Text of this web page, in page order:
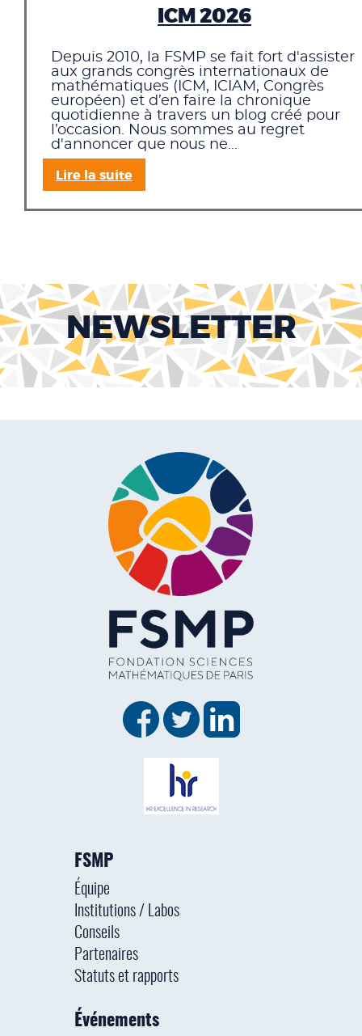
ICM 2026
Depuis 2010, la FSMP se fait fort d'assister
aux grands congrès internationaux de
mathématiques (ICM, ICIAM, Congrès
européen) et d’en faire la chronique
quotidienne à travers un blog créé pour
l’occasion. Nous sommes au regret
d'annoncer que nous ne...
Lire la suite
NEWSLETTER
FSMP
Équipe
Institutions / Labos
Conseils
Partenaires
Statuts et rapports
Événements